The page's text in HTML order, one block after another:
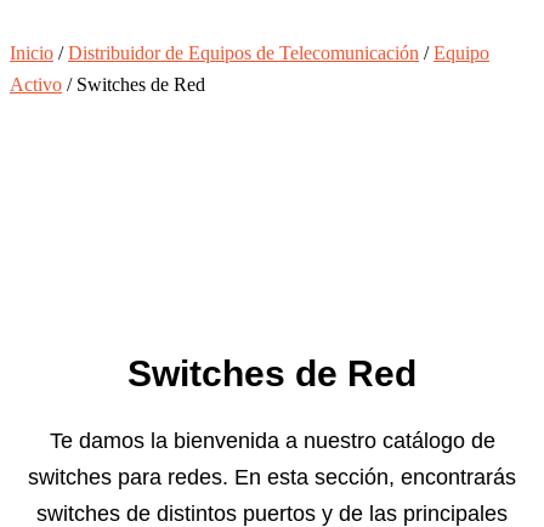
Inicio /Distribuidor de Equipos de Telecomunicación /Equipo
Activo / Switches de Red
Switches de Red
Te damos la bienvenida a nuestro catálogo de
switches para redes. En esta sección, encontrarás
switches de distintos puertos y de las principales